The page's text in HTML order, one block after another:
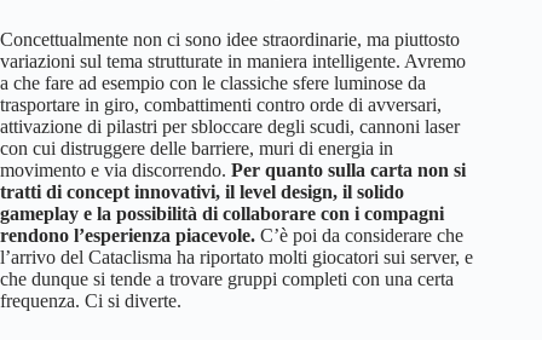
Concettualmente non ci sono idee straordinarie, ma piuttosto
variazioni sul tema strutturate in maniera intelligente. Avremo
a che fare ad esempio con le classiche sfere luminose da
trasportare in giro, combattimenti contro orde di avversari,
attivazione di pilastri per sbloccare degli scudi, cannoni laser
con cui distruggere delle barriere, muri di energia in
movimento e via discorrendo. Per quanto sulla carta non si
tratti di concept innovativi, il level design, il solido
gameplay e la possibilità di collaborare con i compagni
rendono l’esperienza piacevole. C’è poi da considerare che
l’arrivo del Cataclisma ha riportato molti giocatori sui server, e
che dunque si tende a trovare gruppi completi con una certa
frequenza. Ci si diverte.